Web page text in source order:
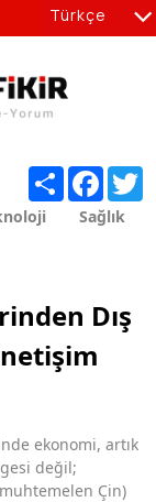
Sağlık
Dış
ekonomi, artık
değil;
Çin)
Share
Türkçe
en